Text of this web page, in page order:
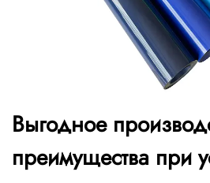
Выгодное
преимущества при